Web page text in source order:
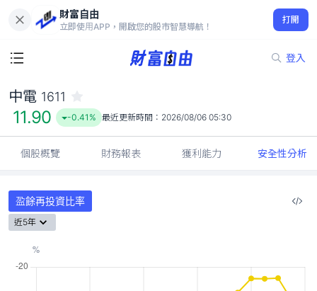
財富自由
立即使用APP，開啟您的股市智慧導航！
打開
登入
11.90
-0.41%
中電 1611
11.90 -0.41% 最近更新時間： 2026/08/06 05:30
個股概覽 財務報表 獲利能力 安全性分析
盈餘再投資比率
近5年